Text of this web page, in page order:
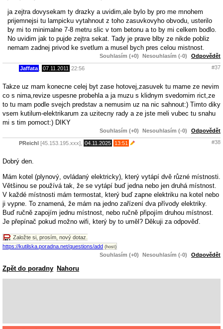
ja zejtra dovysekam ty drazky a uvidim,ale bylo by pro me mnohem
prijemnejsi tu lampicku vytahnout z toho zasuvkovyho obvodu, usterilo
by mi to minimalne 7-8 metru slic v tom betonu a to by mi celkem bodlo.
No uvidim jak to pujde zejtra sekat. Tady je prave blby ze nikde pobliz
nemam zadnej privod ke svetlum a musel bych pres celou mistnost.
Souhlasím (+0) Nesouhlasím (-0) Odpovědět
Jaffata 07.11.2011 22:56 #37
Takze uz mam konecne celej byt zase hotovej,zasuvek tu mame ze nevim
co s nima,revize uspesne probehla a ja muzu s klidnym svedomim rict,ze
to tu mam podle svejch predstav a nemusim uz na nic sahnout:) Timto diky
vsem kutilum-elektrikarum za uzitecny rady a ze jste meli vubec tu snahu
mi s tim pomoct:) DIKY
Souhlasím (+0) Nesouhlasím (-0) Odpovědět
PReichl [45.153.195.xxx], 04.11.2025 13:51 #38
Dobrý den.
Mám kotel (plynový, ovládaný elektricky), který vytápí dvě různé místnosti.
Většinou se používá tak, že se vytápí buď jedna nebo jen druhá místnost.
V každé místnosti mám termostat, který buď zapne elektriku na kotel nebo
ji vypne. To znamená, že mám na jedno zařízení dva přívody elektriky.
Buď ručně zapojím jednu místnost, nebo ručně připojím druhou místnost.
Je přepínač pokud možno wifi, který by to uměl? Děkuji za odpověď.
Založte si, prosím, nový dotaz.
https://kutilska.poradna.net/questions/add (host)
Souhlasím (+0) Nesouhlasím (-0) Odpovědět
Zpět do poradny Nahoru